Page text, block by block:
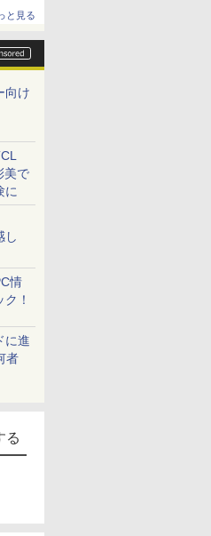
と見る
向け
美で
に
し
情
！
に進
者
る